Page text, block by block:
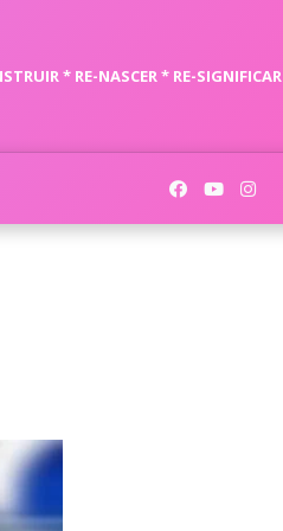
* RE-NASCER * RE-SIGNIFICAR